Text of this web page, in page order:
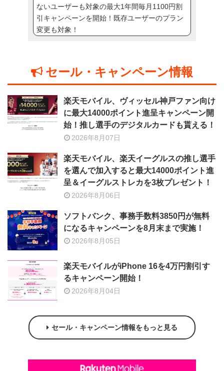
ないユーザーも対象の最大1年間毎月1100円割
引キャンペーンを開始！既存ユーザーのプラン
変更も対象！
セール・キャンペーン情報
楽天モバイル、ヴィッセル神戸ファン向け
に最大14000ポイント進呈キャンペーン開
始！推し選手のデジタルカードも貰える！
2026年8月07日
楽天モバイル、楽天イーグルスの推し選手
を選んで加入すると最大14000ポイント進
呈＆イーグルストレカを3枚プレゼント！
2026年8月06日
ソフトバンク、事務手数料3850円が無料
になるキャンペーンを8月末まで実施！
2026年8月05日
楽天モバイルがiPhone 16を4万円割引す
るキャンペーン開始！
2026年8月04日
セール・キャンペーン情報をもっと見る